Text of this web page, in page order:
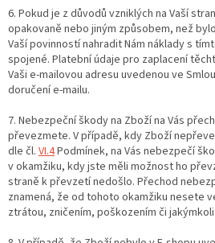
6. Pokud je z důvodů vzniklých na Vaší
opakovaně nebo jiným způsobem, než
Vaší povinností nahradit Nám náklady s
spojené. Platební údaje pro zaplacení
Vaši e-mailovou adresu uvedenou ve
doručení e-mailu.
7. Nebezpeční škody na Zboží na Vás
převezmete. V případě, kdy Zboží
dle čl. VI.4Podmínek, na Vás nebezpečí
v okamžiku, kdy jste měli možnost ho
straně k převzetí nedošlo. Přechod
znamená, že od tohoto okamžiku nesete
ztrátou, zničením, poškozením či